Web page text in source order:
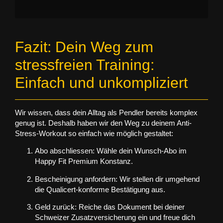
Fazit: Dein Weg zum
stressfreien Training:
Einfach und unkompliziert
Wir wissen, dass dein Alltag als Pendler bereits komplex
genug ist. Deshalb haben wir den Weg zu deinem Anti-
Stress-Workout so einfach wie möglich gestaltet:
Abo abschliessen: Wähle dein Wunsch-Abo im
Happy Fit Premium Konstanz.
Bescheinigung anfordern: Wir stellen dir umgehend
die Qualicert-konforme Bestätigung aus.
Geld zurück: Reiche das Dokument bei deiner
Schweizer Zusatzversicherung ein und freue dich